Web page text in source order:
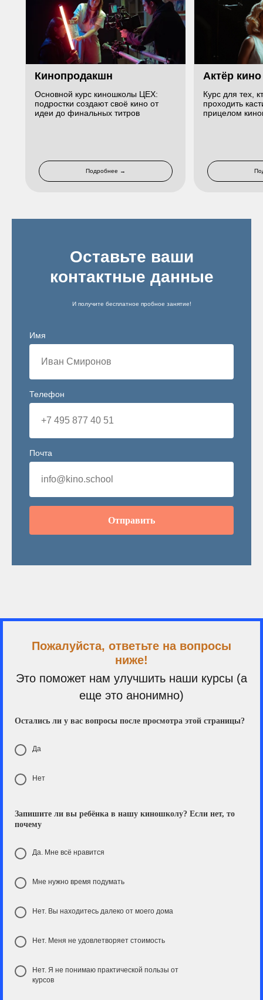
Подробнее →
Кинопродакшн
Основной курс киношколы ЦЕХ:
подростки создают своё кино от
идеи до финальных титров
Актёр кино
Курс для тех,
проходить
прицелом
Оставьте ваши
контактные данные
И получите бесплатное пробное занятие!
Имя
Телефон
Почта
Отправить
Пожалуйста, ответьте на вопросы
ниже!
Это поможет нам улучшить наши курсы (а
еще это анонимно)
Остались ли у вас вопросы после просмотра этой страницы?
Да
Нет
Запишите ли вы ребёнка в нашу киношколу? Если нет, то
почему
Да. Мне всё нравится
Мне нужно время подумать
Нет. Вы находитесь далеко от моего дома
Нет. Меня не удовлетворяет стоимость
Нет. Я не понимаю практической пользы от
курсов